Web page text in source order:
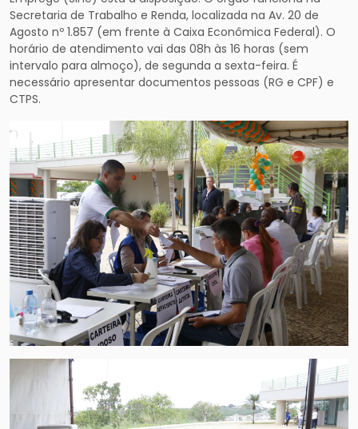
Secretaria de Trabalho e Renda, localizada na Av. 20 de
Agosto nº 1.857 (em frente à Caixa Econômica Federal). O
horário de atendimento vai das 08h às 16 horas (sem
intervalo para almoço), de segunda a sexta-feira. É
necessário apresentar documentos pessoas (RG e CPF) e
CTPS.